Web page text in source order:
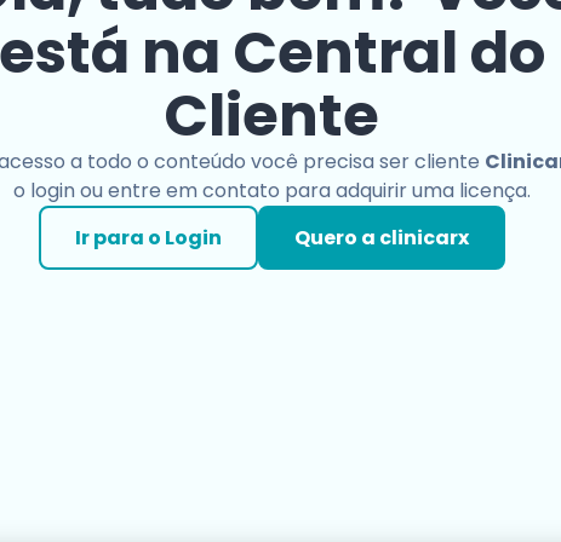
está na Central do
Cliente
a todo o conteúdo você precisa ser cliente
o login ou entre em contato para adquirir uma licença.
Ir para o Login
Quero a clinicarx